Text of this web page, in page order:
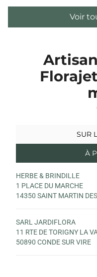
Voir
SUR
À
HERBE & BRINDILLE
1 PLACE DU MARCHE
14350 SAINT MARTIN
SARL JARDIFLORA
11 RTE DE TORIGNY LA
50890 CONDE SUR VIRE